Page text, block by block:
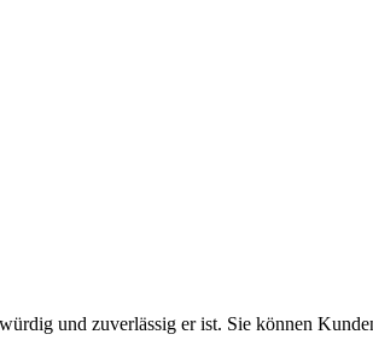
und zuverlässig er ist. Sie können